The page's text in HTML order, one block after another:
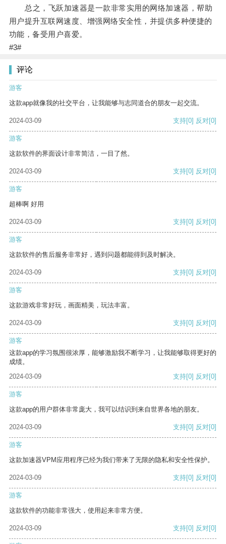
总之，飞跃加速器是一款非常实用的网络加速器，帮助
用户提升互联网速度、增强网络安全性，并提供多种便捷的
功能，备受用户喜爱。
#3#
评论
游客
这款app就像我的社交平台，让我能够与志同道合的朋友一起交流。
2024-03-09 支持[0] 反对[0]
游客
这款软件的界面设计非常简洁，一目了然。
2024-03-09 支持[0] 反对[0]
游客
超棒啊 好用
2024-03-09 支持[0] 反对[0]
游客
这款软件的售后服务非常好，遇到问题都能得到及时解决。
2024-03-09 支持[0] 反对[0]
游客
这款游戏非常好玩，画面精美，玩法丰富。
2024-03-09 支持[0] 反对[0]
游客
这款app的学习氛围很浓厚，能够激励我不断学习，让我能够取得更好的
成绩。
2024-03-09
支持[0] 反对[0]
游客
这款app的用户群体非常庞大，我可以结识到来自世界各地的朋友。
2024-03-09 支持[0] 反对[0]
游客
这款加速器VPM应用程序已经为我们带来了无限的隐私和安全性保护。
2024-03-09 支持[0] 反对[0]
游客
这款软件的功能非常强大，使用起来非常方便。
2024-03-09 支持[0] 反对[0]